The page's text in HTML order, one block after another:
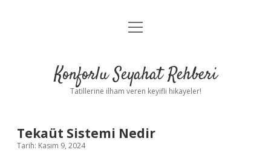
Anasayfa
Yasal Uyarı
menüyü
Konforlu Seyahat Rehberi
Tatillerine ilham veren keyifli hikayeler!
Tekaüt Sistemi Nedir
Tarih: Kasım 9, 2024